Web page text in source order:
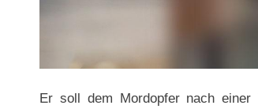
Er soll dem Mordopfer nach einer